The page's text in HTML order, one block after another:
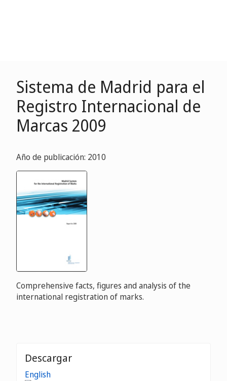
Sistema de Madrid para el
Registro Internacional de
Marcas 2009
Año de publicación: 2010
Comprehensive facts, figures and analysis of the
international registration of marks.
Descargar
English